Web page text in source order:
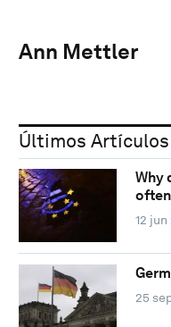
Ann Mettler
Últimos Artículos
Why
12 jun
25